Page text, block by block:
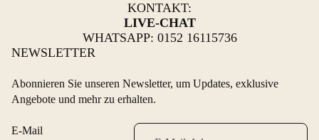
KONTAKT:
LIVE-CHAT
WHATSAPP: 0152 16115736
NEWSLETTER
Abonnieren Sie unseren Newsletter, um Updates, exklusive
Angebote und mehr zu erhalten.
E-Mail